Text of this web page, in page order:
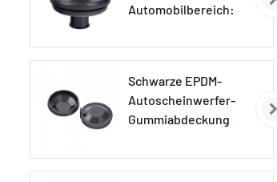
Automobilbereich:
Gummidichtungen
Schwarze EPDM-
Autoscheinwerfer-
Gummiabdeckung